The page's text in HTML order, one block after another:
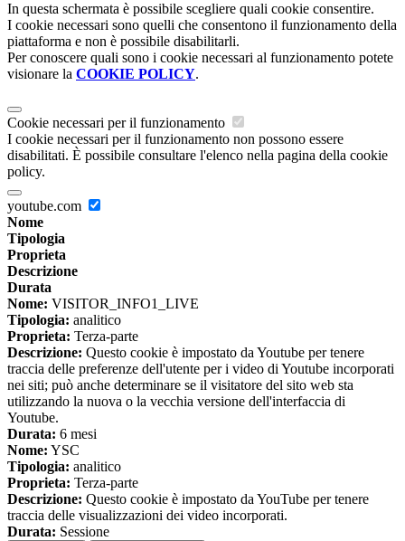
In questa schermata è possibile scegliere quali cookie consentire.
I cookie necessari sono quelli che consentono il funzionamento della
piattaforma e non è possibile disabilitarli.
Per conoscere quali sono i cookie necessari al funzionamento potete
visionare la COOKIE POLICY.
Cookie necessari per il funzionamento
I cookie necessari per il funzionamento non possono essere
disabilitati. È possibile consultare l'elenco nella pagina della cookie
policy.
youtube.com
Nome
Tipologia
Proprieta
Descrizione
Durata
Nome: VISITOR_INFO1_LIVE
Tipologia: analitico
Proprieta: Terza-parte
Descrizione: Questo cookie è impostato da Youtube per tenere
traccia delle preferenze dell'utente per i video di Youtube incorporati
nei siti; può anche determinare se il visitatore del sito web sta
utilizzando la nuova o la vecchia versione dell'interfaccia di
Youtube.
Durata: 6 mesi
Nome: YSC
Tipologia: analitico
Proprieta: Terza-parte
Descrizione: Questo cookie è impostato da YouTube per tenere
traccia delle visualizzazioni dei video incorporati.
Durata: Sessione